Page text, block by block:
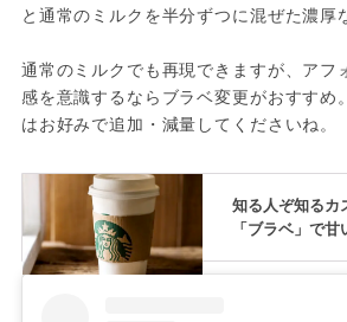
と通常のミルクを半分ずつに混ぜた濃厚
通常のミルクでも再現できますが、アフ
感を意識するならブラベ変更がおすすめ
はお好みで追加・減量してくださいね。
知る人ぞ知るカ
「ブラベ」で